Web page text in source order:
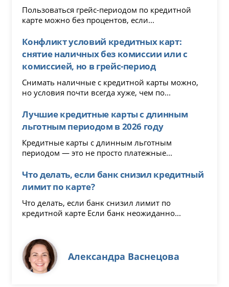
Пользоваться грейс-периодом по кредитной
карте можно без процентов, если...
Конфликт условий кредитных карт:
снятие наличных без комиссии или с
комиссией, но в грейс-период
Снимать наличные с кредитной карты можно,
но условия почти всегда хуже, чем по...
Лучшие кредитные карты с длинным
льготным периодом в 2026 году
Кредитные карты с длинным льготным
периодом — это не просто платежные...
Что делать, если банк снизил кредитный
лимит по карте?
Что делать, если банк снизил лимит по
кредитной карте Если банк неожиданно...
Александра Васнецова